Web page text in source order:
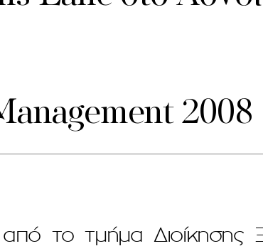
2008
το τμήμα Διοίκησης